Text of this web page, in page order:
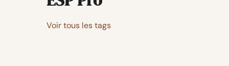
Voir tous les tags